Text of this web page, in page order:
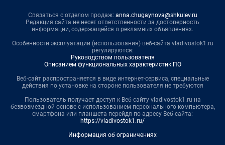
Связаться с отделом продаж: anna.chugaynova@shkulev.ru
Редакция сайта не несет ответственности за достоверность
информации, содержащейся в рекламных объявлениях.
Особенности эксплуатации (использования) веб-сайта vladivostok1.ru
регулируются:
Руководством пользователя
Описанием функциональных характеристик ПО
Веб-сайт распространяется в виде интернет-сервиса, специальные
действия по установке на стороне пользователя не требуются
Пользователь получает доступ к Веб-сайту vladivostok1.ru на
безвозмездной основе с использованием персонального компьютера,
смартфона или планшета перейдя по адресу Веб-сайта:
https://vladivostok1.ru/
Информация об ограничениях